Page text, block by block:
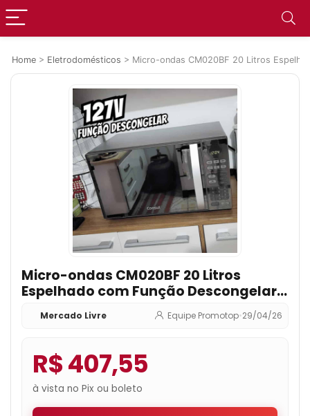
Home > Eletrodomésticos > Micro-ondas CM020BF 20 Litros
Micro-ondas CM020BF 20 Litros
Espelhado com Função Descongelar
Cor Cinza e Inox Consul
Mercado Livre Equipe Promotop•29/04/26
R$ 407,55
à vista no Pix ou boleto